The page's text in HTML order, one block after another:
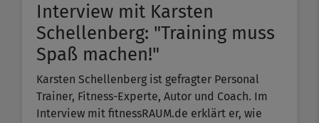
Interview mit Karsten
Schellenberg: "Training muss
Spaß machen!"
Karsten Schellenberg ist gefragter Personal
Trainer, Fitness-Experte, Autor und Coach. Im
Interview mit fitnessRAUM.de erklärt er, wie